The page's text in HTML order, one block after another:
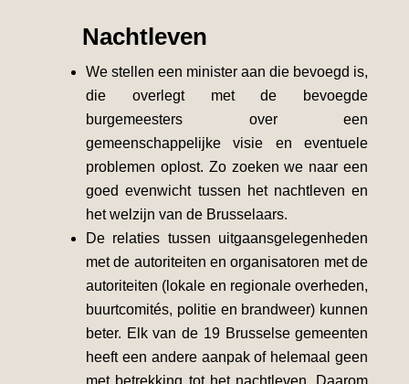
Nachtleven
We stellen een minister aan die bevoegd is,
die overlegt met de bevoegde
burgemeesters over een
gemeenschappelijke visie en eventuele
problemen oplost. Zo zoeken we naar een
goed evenwicht tussen het nachtleven en
het welzijn van de Brusselaars.
De relaties tussen uitgaansgelegenheden
met de autoriteiten en organisatoren met de
autoriteiten (lokale en regionale overheden,
buurtcomités, politie en brandweer) kunnen
beter. Elk van de 19 Brusselse gemeenten
heeft een andere aanpak of helemaal geen
met betrekking tot het nachtleven. Daarom